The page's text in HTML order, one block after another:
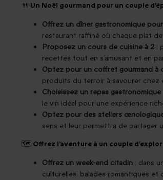
🍴 Un Noël gourmand pour un couple
Offrez un dîner gastronomique
restaurant raffiné où chaque plat
Proposez un cours de cuisine à 2 :
recettes tout en s’amusant et en
Optez pour un coffret gourmand à
produits du terroir à savourer
Choisissez un repas
le vin idéal pour une expérience
Optez pour des ateliers
sens et leur permettra de partager
🗺️ Offrez l’aventure à un couple
Offrez un week-end citadin : dans
culturelles, balades romantiques et